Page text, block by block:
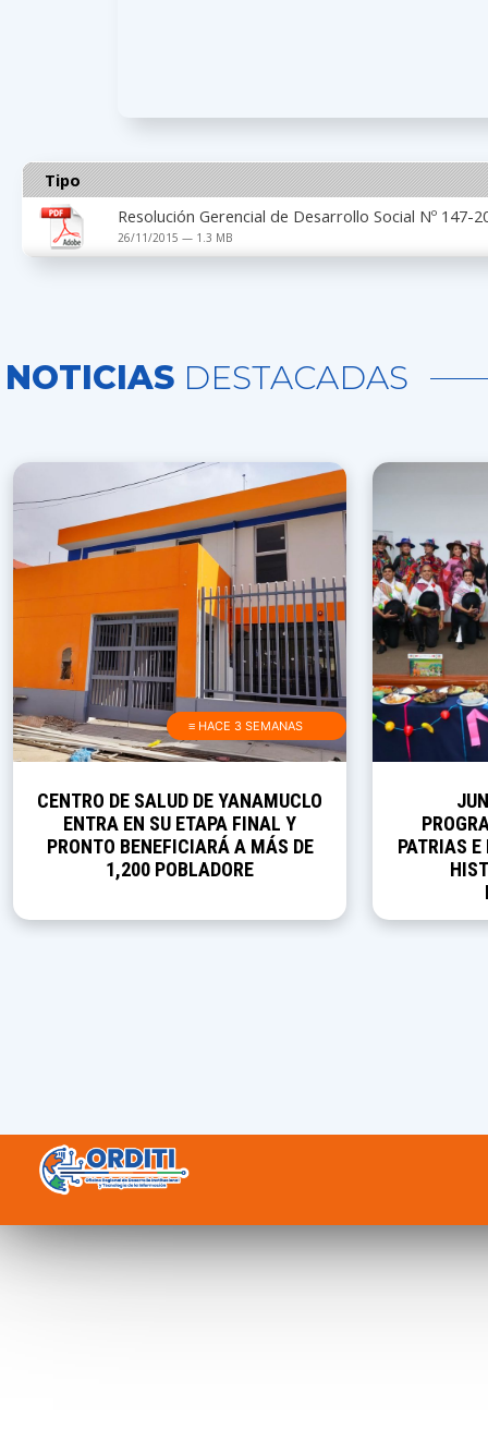
Tipo
Resolución Gerencial de Desarrollo Social Nº 147-
26/11/2015 — 1.3 MB
NOTICIAS DESTACADAS
≡ HACE 3 SEMANAS
CENTRO DE SALUD DE YANAMUCLO
ENTRA EN SU ETAPA FINAL Y
PRONTO BENEFICIARÁ A MÁS DE
1,200 POBLADORE
PATRIAS